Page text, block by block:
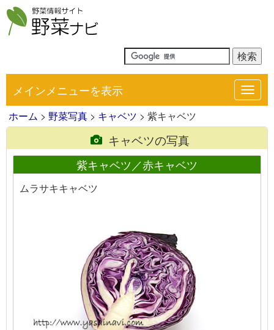
メインメニューを表示
ホーム > 野菜写真 > キャベツ > 紫キャベツ
キャベツの写真
紫キャベツ／赤キャベツ
ムラサキキャベツ